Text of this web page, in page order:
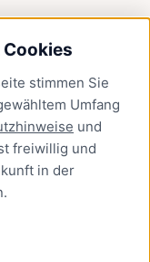
stimmen Sie
Umfang
und
freiwillig und
in der